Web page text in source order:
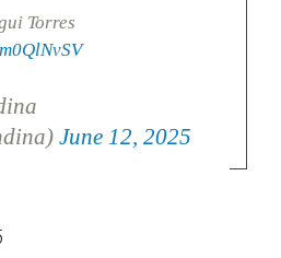
Torres
June 12, 2025